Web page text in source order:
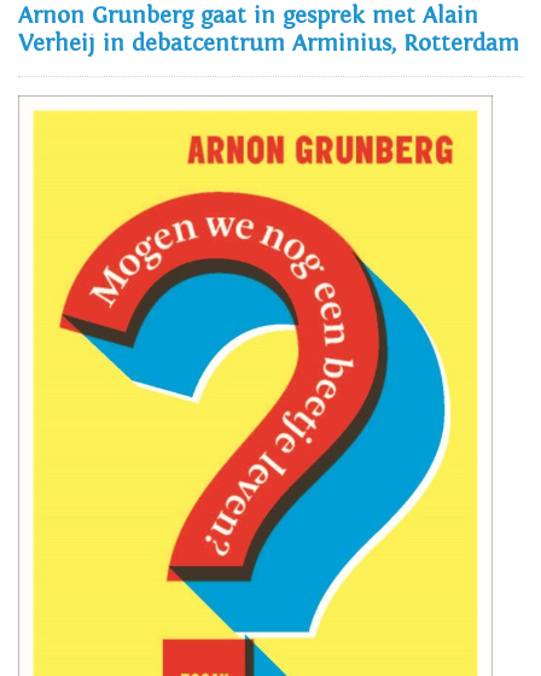
Arnon Grunberg gaat in gesprek met Alain
Verheij in debatcentrum Arminius, Rotterdam